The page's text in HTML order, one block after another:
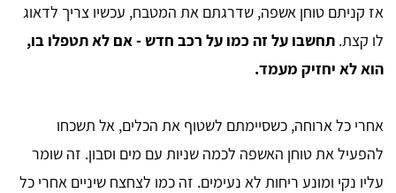
אז קניתם טוחן אשפה, שדרגתם את המטבח, עכשיו צריך לדאוג
לו קצת. תחשבו על זה כמו על רכב חדש - אם לא תטפלו בו,
הוא לא יחזיק מעמד.
אחרי כל ארוחה, כשסיימתם לשטוף את הכלים, אל תשכחו
להפעיל את טוחן האשפה לכמה שניות עם מים וסבון. זה שומר
עליו נקי ומונע ריחות לא נעימים. זה כמו לצחצח שיניים אחרי כל